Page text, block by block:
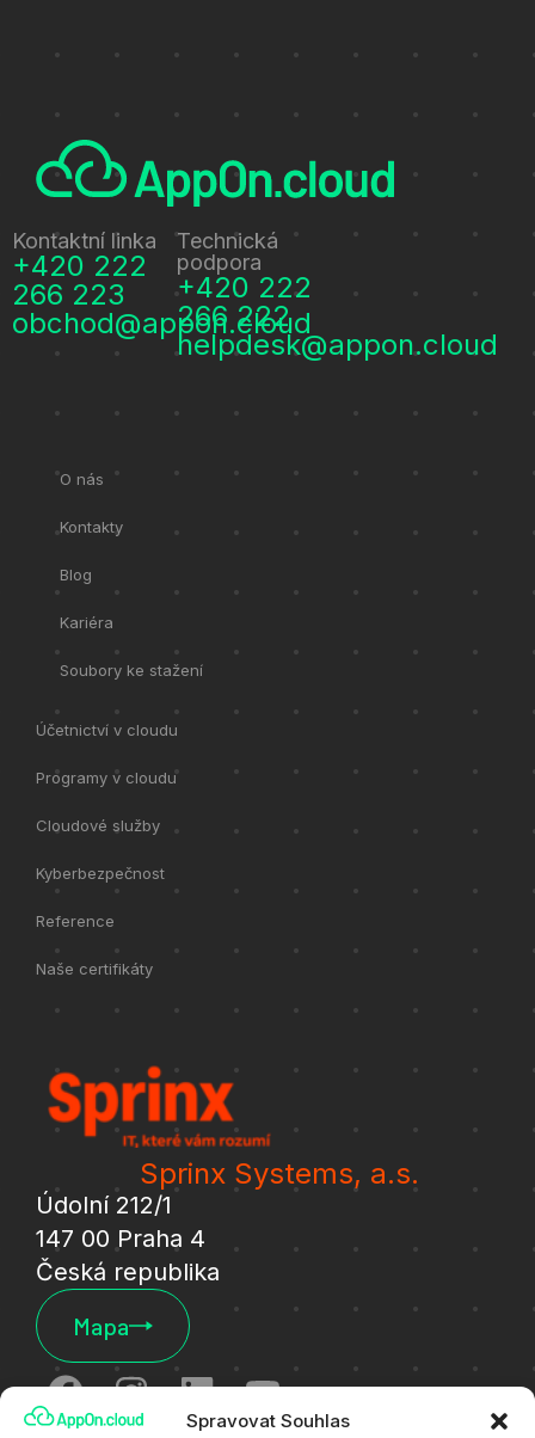
Spravovat Souhlas
Kontaktní linka
+420 222
266 223
obchod@appon.cloud
Technická
podpora
+420 222
266 222
helpdesk@appon.cloud
O nás
Kontakty
Blog
Kariéra
Soubory ke stažení
Účetnictví v cloudu
Programy v cloudu
Cloudové služby
Kyberbezpečnost
Reference
Naše certifikáty
Sprinx Systems, a.s.
Údolní 212/1
147 00 Praha 4
Česká republika
Mapa